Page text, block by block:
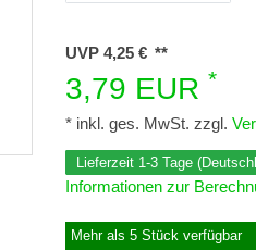
UVP 4,25 €
3,79 EUR *
* inkl. ges. MwSt. zzgl.
Lieferzeit 1-3 Tage
Informationen zur
Mehr als 5 Stück verfügbar